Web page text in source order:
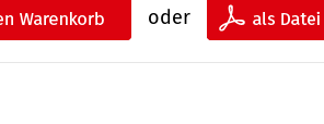
oder